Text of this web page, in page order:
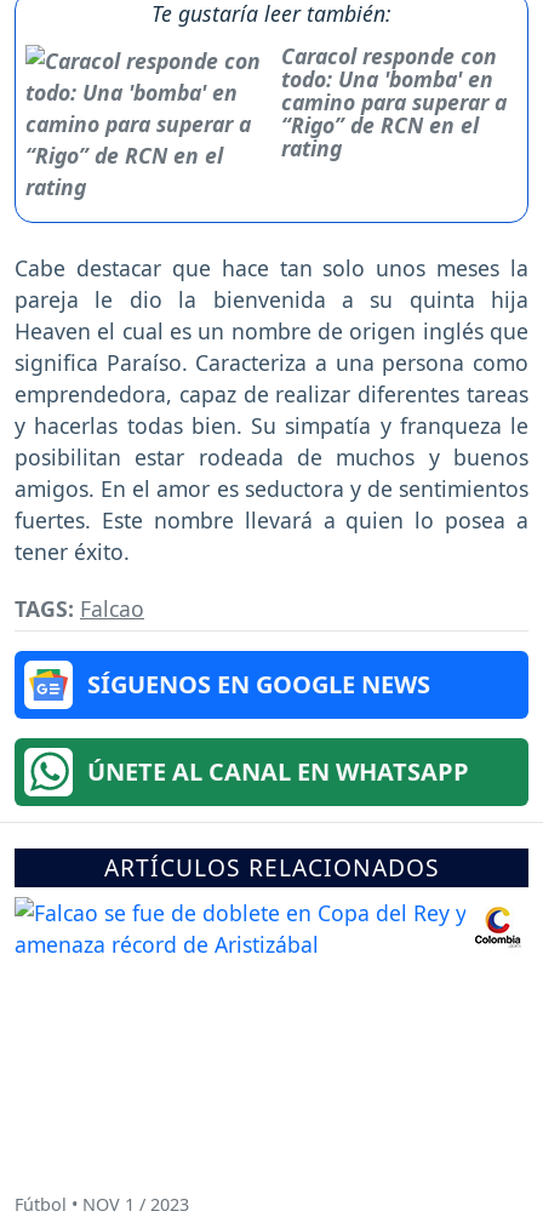
Te gustaría leer también:
Caracol responde con
todo: Una 'bomba' en
camino para superar a
“Rigo” de RCN en el
rating
Cabe destacar que hace tan solo unos meses la
pareja le dio la bienvenida a su quinta hija
Heaven el cual es un nombre de origen inglés que
significa Paraíso. Caracteriza a una persona como
emprendedora, capaz de realizar diferentes tareas
y hacerlas todas bien. Su simpatía y franqueza le
posibilitan estar rodeada de muchos y buenos
amigos. En el amor es seductora y de sentimientos
fuertes. Este nombre llevará a quien lo posea a
tener éxito.
TAGS: Falcao
SÍGUENOS EN GOOGLE NEWS
ÚNETE AL CANAL EN WHATSAPP
ARTÍCULOS RELACIONADOS
Fútbol • NOV 1 / 2023